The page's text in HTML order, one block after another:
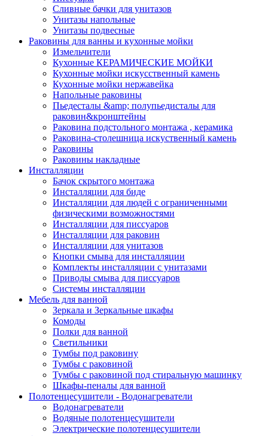
Сливные бачки для унитазов
Унитазы напольные
Унитазы подвесные
Раковины для ванны и кухонные мойки
Измельчители
Кухонные КЕРАМИЧЕСКИЕ МОЙКИ
Кухонные мойки искусственный камень
Кухонные мойки нержавейка
Напольные раковины
Пьедесталы &amp; полупьедисталы для
раковин&кронштейны
Раковина подстольного монтажа , керамика
Раковина-столешница искуственный камень
Раковины
Раковины накладные
Инсталляции
Бачок скрытого монтажа
Инсталляции для биде
Инсталляции для людей с ограниченными
физическими возможностями
Инсталляции для писсуаров
Инсталляции для раковин
Инсталляции для унитазов
Кнопки смыва для инсталляции
Комплекты инсталляции с унитазами
Приводы смыва для писсуаров
Системы инсталляции
Мебель для ванной
Зеркала и Зеркальные шкафы
Комоды
Полки для ванной
Светильники
Тумбы под раковину
Тумбы с раковиной
Тумбы с раковиной под стиральную машинку
Шкафы-пеналы для ванной
Полотенцесушители - Водонагреватели
Водонагреватели
Водяные полотенцесушители
Электрические полотенцесушители